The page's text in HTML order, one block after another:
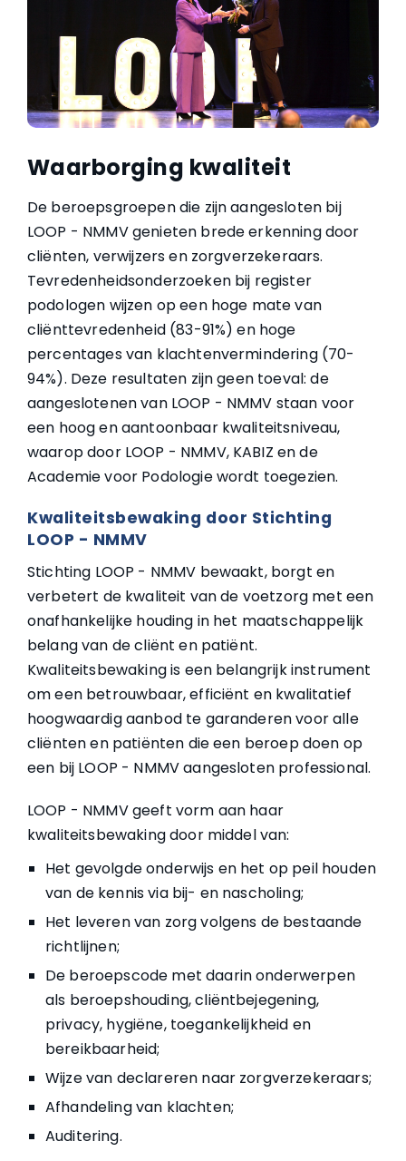
Waarborging kwaliteit
De beroepsgroepen die zijn aangesloten bij
LOOP - NMMV genieten brede erkenning door
cliënten, verwijzers en zorgverzekeraars.
Tevredenheidsonderzoeken bij register
podologen wijzen op een hoge mate van
cliënttevredenheid (83-91%) en hoge
percentages van klachtenvermindering (70-
94%). Deze resultaten zijn geen toeval: de
aangeslotenen van LOOP - NMMV staan voor
een hoog en aantoonbaar kwaliteitsniveau,
waarop door LOOP - NMMV, KABIZ en de
Academie voor Podologie wordt toegezien.
Kwaliteitsbewaking door Stichting
LOOP - NMMV
Stichting LOOP - NMMV bewaakt, borgt en
verbetert de kwaliteit van de voetzorg met een
onafhankelijke houding in het maatschappelijk
belang van de cliënt en patiënt.
Kwaliteitsbewaking is een belangrijk instrument
om een betrouwbaar, efficiënt en kwalitatief
hoogwaardig aanbod te garanderen voor alle
cliënten en patiënten die een beroep doen op
een bij LOOP - NMMV aangesloten professional.
LOOP - NMMV geeft vorm aan haar
kwaliteitsbewaking door middel van:
Het gevolgde onderwijs en het op peil houden
van de kennis via bij- en nascholing;
Het leveren van zorg volgens de bestaande
richtlijnen;
De beroepscode met daarin onderwerpen
als beroepshouding, cliëntbejegening,
privacy, hygiëne, toegankelijkheid en
bereikbaarheid;
Wijze van declareren naar zorgverzekeraars;
Afhandeling van klachten;
Auditering.